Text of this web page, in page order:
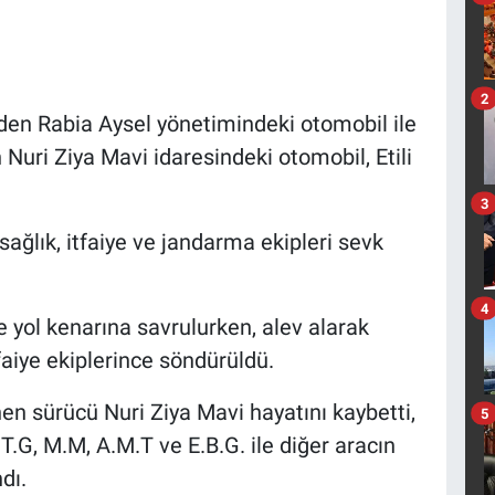
Rabia Aysel yönetimindeki otomobil ile
Nuri Ziya Mavi idaresindeki otomobil, Etili
itfaiye ve jandarma ekipleri sevk
kenarına savrulurken, alev alarak
ekiplerince söndürüldü.
sürücü Nuri Ziya Mavi hayatını kaybetti,
M.M, A.M.T ve E.B.G. ile diğer aracın
2
3
4
5